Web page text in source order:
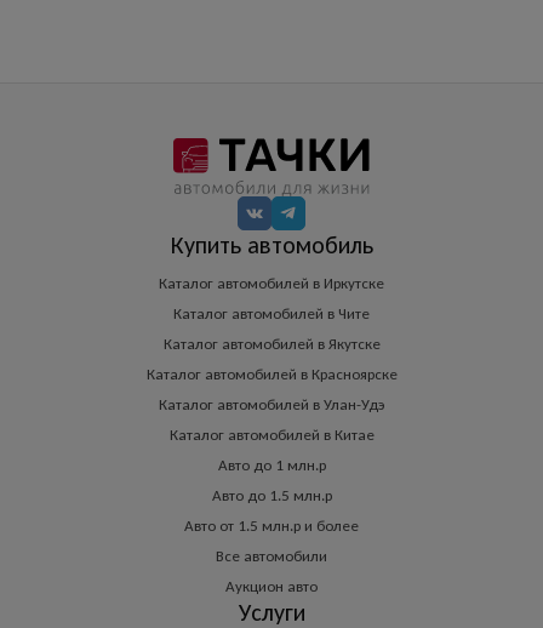
Купить автомобиль
Каталог автомобилей в Иркутске
Каталог автомобилей в Чите
Каталог автомобилей в Якутске
Каталог автомобилей в Красноярске
Каталог автомобилей в Улан-Удэ
Каталог автомобилей в Китае
Авто до 1 млн.р
Авто до 1.5 млн.р
Авто от 1.5 млн.р и более
Все автомобили
Аукцион авто
Услуги